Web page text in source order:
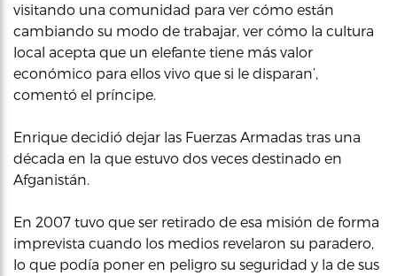
visitando una comunidad para ver cómo están
cambiando su modo de trabajar, ver cómo la cultura
local acepta que un elefante tiene más valor
económico para ellos vivo que si le disparan’,
comentó el príncipe.
Enrique decidió dejar las Fuerzas Armadas tras una
década en la que estuvo dos veces destinado en
Afganistán.
En 2007 tuvo que ser retirado de esa misión de forma
imprevista cuando los medios revelaron su paradero,
lo que podía poner en peligro su seguridad y la de sus